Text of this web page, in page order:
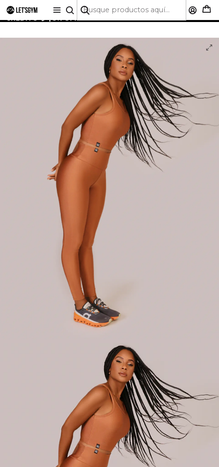
🚚 ENVÍO GRATIS A TODO CHILE SOBRE $50.000 | HASTA
6 CUOTAS SIN INTERÉS CON CUALQUIER TARJETA DE
CRÉDITO 💳 | 5% OFF PRIMERA COMPRA